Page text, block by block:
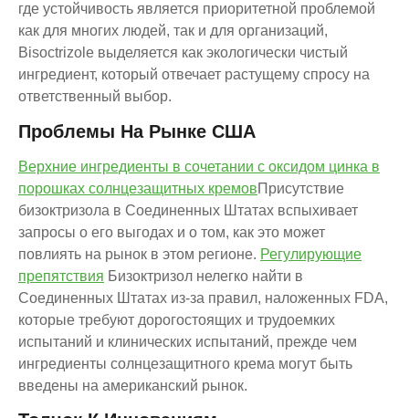
где устойчивость является приоритетной проблемой
как для многих людей, так и для организаций,
Bisoctrizole выделяется как экологически чистый
ингредиент, который отвечает растущему спросу на
ответственный выбор.
Проблемы На Рынке США
Верхние ингредиенты в сочетании с оксидом цинка в
порошках солнцезащитных кремовПрисутствие
бизоктризола в Соединенных Штатах вспыхивает
запросы о его выгодах и о том, как это может
повлиять на рынок в этом регионе. Регулирующие
препятствия Бизоктризол нелегко найти в
Соединенных Штатах из-за правил, наложенных FDA,
которые требуют дорогостоящих и трудоемких
испытаний и клинических испытаний, прежде чем
ингредиенты солнцезащитного крема могут быть
введены на американский рынок.